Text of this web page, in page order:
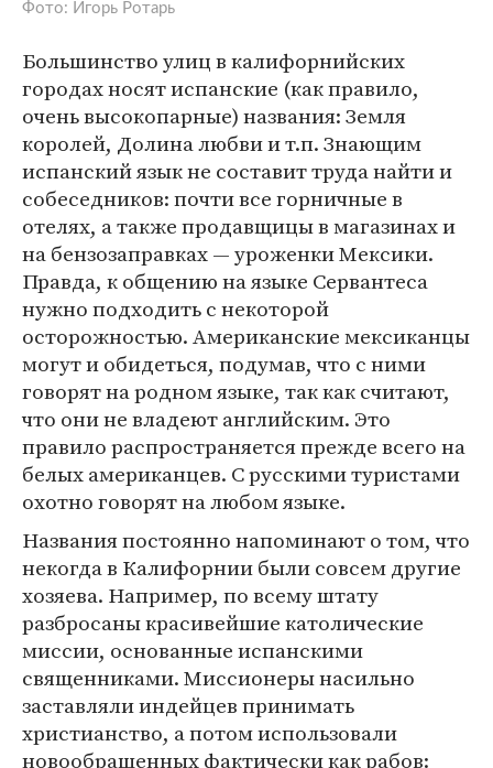
Фото: Игорь Ротарь
Большинство улиц в калифорнийских
городах носят испанские (как правило,
очень высокопарные) названия: Земля
королей, Долина любви и т.п. Знающим
испанский язык не составит труда найти и
собеседников: почти все горничные в
отелях, а также продавщицы в магазинах и
на бензозаправках — уроженки Мексики.
Правда, к общению на языке Сервантеса
нужно подходить с некоторой
осторожностью. Американские мексиканцы
могут и обидеться, подумав, что с ними
говорят на родном языке, так как считают,
что они не владеют английским. Это
правило распространяется прежде всего на
белых американцев. С русскими туристами
охотно говорят на любом языке.
Названия постоянно напоминают о том, что
некогда в Калифорнии были совсем другие
хозяева. Например, по всему штату
разбросаны красивейшие католические
миссии, основанные испанскими
священниками. Миссионеры насильно
заставляли индейцев принимать
христианство, а потом использовали
новообращенных фактически как рабов: